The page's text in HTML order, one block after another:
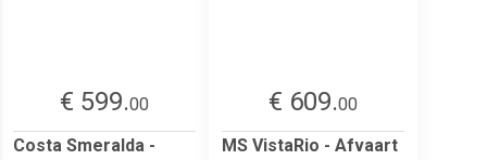
€ 599.00
Costa Smeralda -
€ 609.00
MS VistaRio - Afvaart